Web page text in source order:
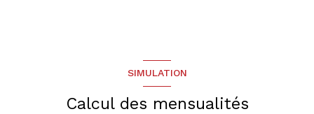
SIMULATION
Calcul des mensualités